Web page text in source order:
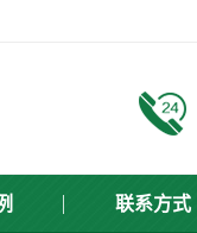
联系方式